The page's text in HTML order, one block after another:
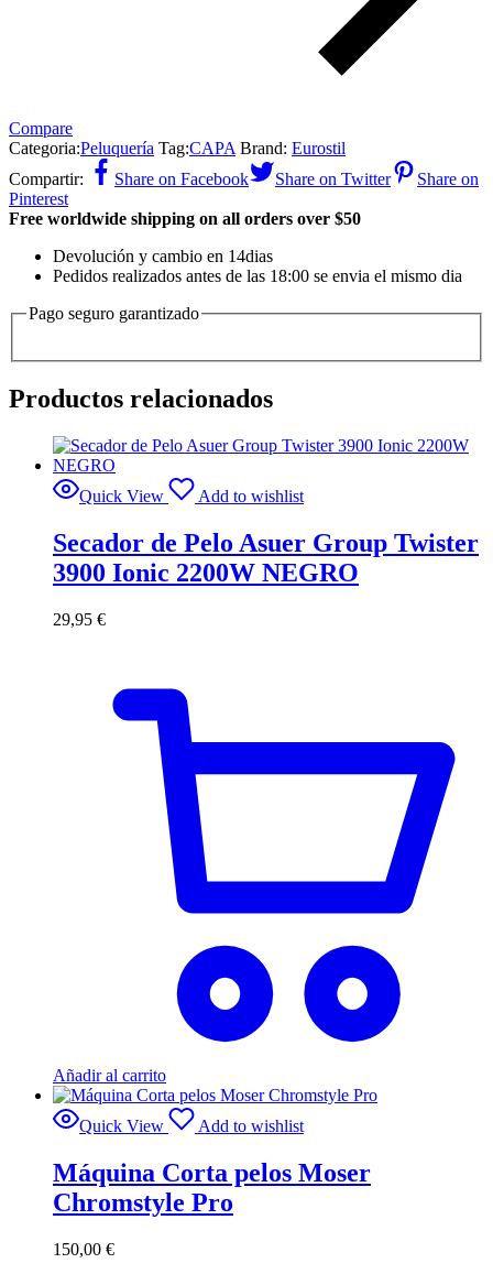
Compare
Categoria:Peluquería Tag:CAPA Brand: Eurostil
Compartir:
Share on Facebook Share on Twitter
Share on
Pinterest
Free worldwide shipping on all orders over $50
Devolución y cambio en 14dias
Pedidos realizados antes de las 18:00 se envia el mismo dia
Pago seguro garantizado
Productos relacionados
Quick View Add to wishlist
Secador de Pelo Asuer Group Twister
3900 Ionic 2200W NEGRO
29,95 €
Añadir al carrito
Quick View Add to wishlist
Máquina Corta pelos Moser
Chromstyle Pro
150,00 €